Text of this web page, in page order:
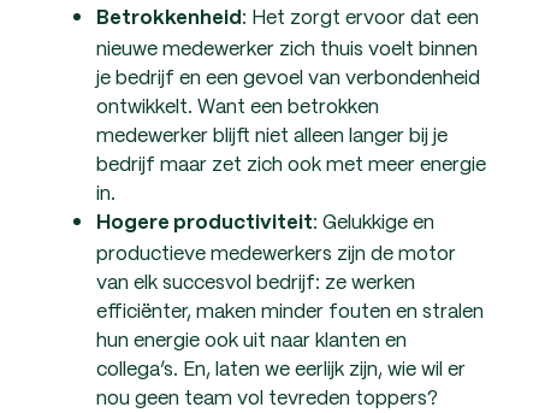
Betrokkenheid : Het zorgt ervoor dat een
nieuwe medewerker zich thuis voelt binnen
je bedrijf en een gevoel van verbondenheid
ontwikkelt. Want een betrokken
medewerker blijft niet alleen langer bij je
bedrijf maar zet zich ook met meer energie
in.
Hogere productiviteit: Gelukkige en
productieve medewerkers zijn de motor
van elk succesvol bedrijf: ze werken
efficiënter, maken minder fouten en stralen
hun energie ook uit naar klanten en
collega’s. En, laten we eerlijk zijn, wie wil er
nou geen team vol tevreden toppers?